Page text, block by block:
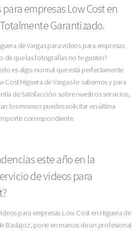
empresas Low Cost en
Garantizado.
de Vargas para videos para empresas
de que las fotografías no te gusten?
es algo normal que está perfectamente
Cost Higuera de Vargas lo sabemos y para
de Satisfacción sobre nuestros servicios,
los mismos puedes solicitar en última
correspondiente.
este año en la
de videos para
para empresas Low Cost en Higuera de
Badajoz, pone en manos de un profesional